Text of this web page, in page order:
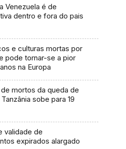
Venezuela é de
dentro e fora do pais
e culturas mortas por
pode tornar-se a pior
na Europa
mortos da queda de
sobe para 19
validade de
expirados alargado